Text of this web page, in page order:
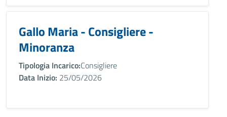
Gallo Maria - Consigliere -
Minoranza
Tipologia Incarico:Consigliere
Data Inizio: 25/05/2026